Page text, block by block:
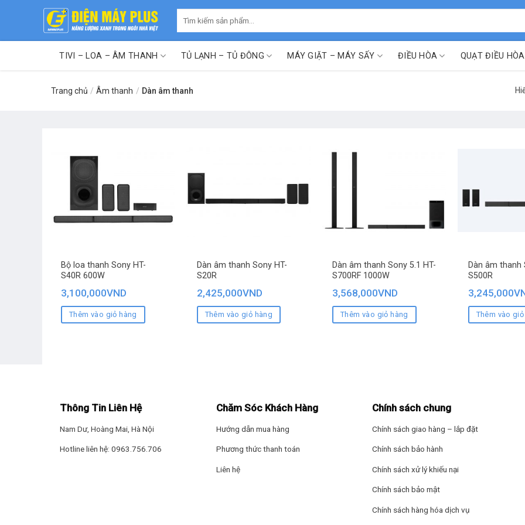
kiếm:
TIVI – LOA – ÂM THANH TỦ LẠNH – TỦ ĐÔNG MÁY GIẶT – MÁY SẤY ĐIỀU HÒA QUẠT ĐIỀU HÒA
Trang chủ / Âm thanh / Dàn âm thanh
Bộ loa thanh Sony HT-
S40R 600W
3,100,000VND
Thêm vào giỏ hàng
Dàn âm thanh Sony HT-
S20R
2,425,000VND
Thêm vào giỏ hàng
Dàn âm thanh Sony 5.1 HT-
S700RF 1000W
3,568,000VND
Thêm vào giỏ hàng
Dàn âm thanh
S500R
3,245,000
Thêm vào
Thông Tin Liên Hệ
Nam Dư, Hoàng Mai, Hà Nội
Hotline liên hệ: 0963.756.706
Chăm Sóc Khách Hàng
Hướng dẫn mua hàng
Phương thức thanh toán
Liên hệ
Chính sách chung
Chính sách giao hàng – lắp đặt
Chính sách bảo hành
Chính sách xử lý khiếu nại
Chính sách bảo mật
Chính sách hàng hóa dịch vụ